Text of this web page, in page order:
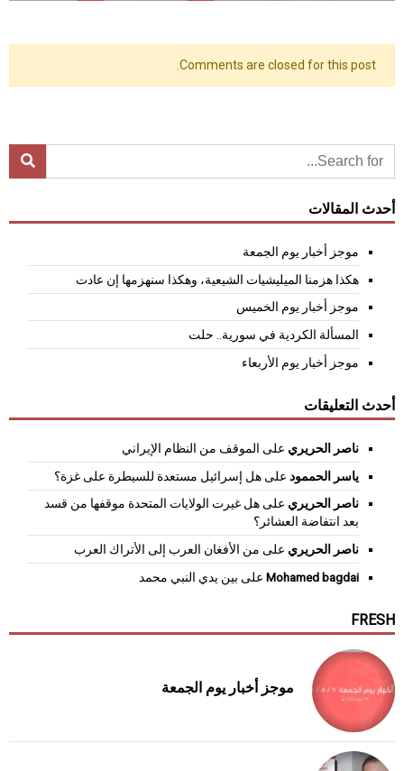
Comments are closed for this post.
أحدث المقالات
موجز أخبار يوم الجمعة
هكذا هزمنا الميليشيات الشيعية، وهكذا سنهزمها إن عادت
موجز أخبار يوم الخميس
المسألة الكردية في سورية.. حلت
موجز أخبار يوم الأربعاء
أحدث التعليقات
ناصر الحريري على الموقف من النظام الإيراني
ياسر الحممود على هل إسرائيل مستعدة للسيطرة على غزة؟
ناصر الحريري على هل غيرت الولايات المتحدة موقفها من قسد
بعد انتفاضة العشائر؟
ناصر الحريري على من الأفغان العرب إلى الأتراك العرب
Mohamed bagdai على بين يدي النبي محمد
FRESH
موجز أخبار يوم الجمعة